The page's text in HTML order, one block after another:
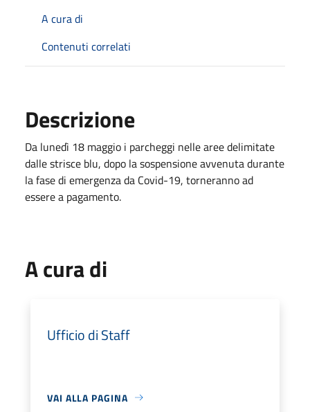
A cura di
Contenuti correlati
Descrizione
Da lunedì 18 maggio i parcheggi nelle aree delimitate
dalle strisce blu, dopo la sospensione avvenuta durante
la fase di emergenza da Covid-19, torneranno ad
essere a pagamento.
A cura di
Ufficio di Staff
VAI ALLA PAGINA